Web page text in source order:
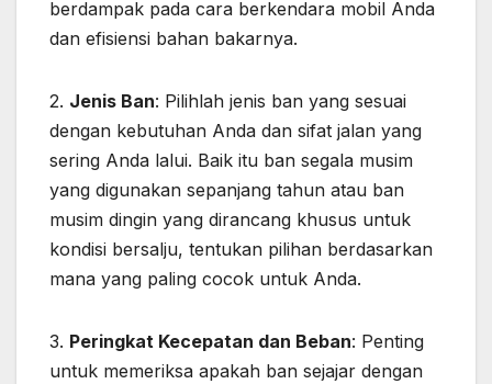
berdampak pada cara berkendara mobil Anda
dan efisiensi bahan bakarnya.
2. Jenis Ban: Pilihlah jenis ban yang sesuai
dengan kebutuhan Anda dan sifat jalan yang
sering Anda lalui. Baik itu ban segala musim
yang digunakan sepanjang tahun atau ban
musim dingin yang dirancang khusus untuk
kondisi bersalju, tentukan pilihan berdasarkan
mana yang paling cocok untuk Anda.
3. Peringkat Kecepatan dan Beban: Penting
untuk memeriksa apakah ban sejajar dengan